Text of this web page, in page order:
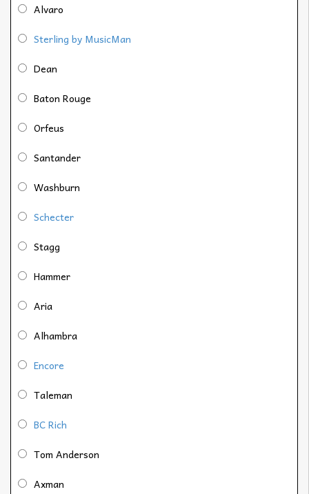
Alvaro
Sterling by MusicMan
Dean
Baton Rouge
Orfeus
Santander
Washburn
Schecter
Stagg
Hammer
Aria
Alhambra
Encore
Taleman
BC Rich
Tom Anderson
Axman